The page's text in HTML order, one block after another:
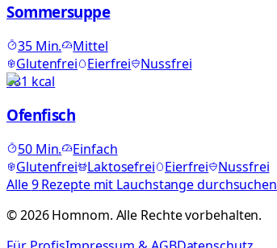
Sommersuppe
35Min.
Mittel
Glutenfrei
Eierfrei
Nussfrei
681 kcal
Ofenfisch
50Min.
Einfach
Glutenfrei Laktosefrei Eierfrei
Nussfrei
Alle9Rezepte mit Lauchstangedurchsuchen
©2026Homnom. Alle Rechte vorbehalten.